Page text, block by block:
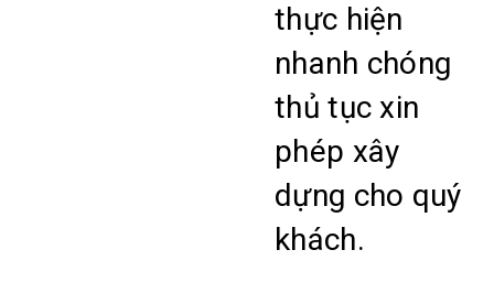
thực hiện
nhanh chóng
thủ tục xin
phép xây
dựng cho quý
khách.